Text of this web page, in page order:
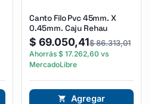
Canto Filo Pvc 45mm. X
0.45mm. Caju Rehau
$ 69.050,41$86.313,01
Ahorrás $ 17.262,60 vs
MercadoLibre
Agregar